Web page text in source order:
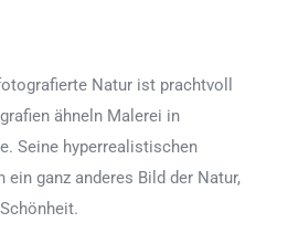
Natur ist prachtvoll
ähneln Malerei in
Seine hyperrealistischen
ein ganz anderes Bild der Natur,